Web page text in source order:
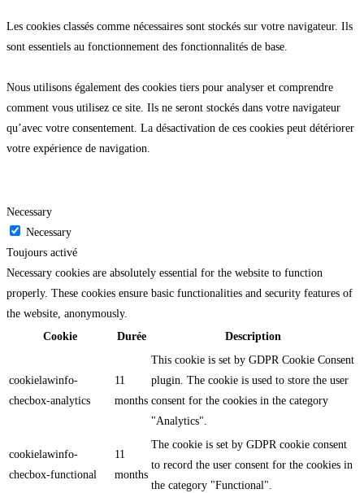
Les cookies classés comme nécessaires sont stockés sur votre navigateur. Ils
sont essentiels au fonctionnement des fonctionnalités de base.
Nous utilisons également des cookies tiers pour analyser et comprendre
comment vous utilisez ce site. Ils ne seront stockés dans votre navigateur
qu’avec votre consentement. La désactivation de ces cookies peut détériorer
votre expérience de navigation.
Necessary
Necessary
Toujours activé
Necessary cookies are absolutely essential for the website to function
properly. These cookies ensure basic functionalities and security features of
the website, anonymously.
Cookie
Durée Description
cookielawinfo-
checbox-analytics
11
months
This cookie is set by GDPR Cookie Consent
plugin. The cookie is used to store the user
consent for the cookies in the category
"Analytics".
cookielawinfo-
checbox-functional
11
months
The cookie is set by GDPR cookie consent
to record the user consent for the cookies in
the category "Functional".